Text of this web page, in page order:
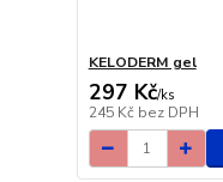
KELODERM gel
297 Kč/ks
245 Kč bez DPH